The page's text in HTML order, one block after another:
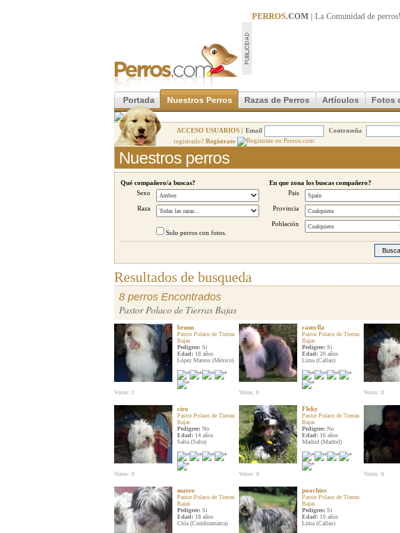
PERROS.COM | La Comunidad de perros!
Portada Nuestros Perros Razas de Perros Artículos Fotos
ACCESO USUARIOS | Email Contraseña
registrado? Regístrate
Nuestros perros
Qué compañero/a buscas?
Sexo
Raza
Solo perros con fotos.
En que zona los buscas compañero?
Pais
Provincia
Población
Resultados de busqueda
8 perros Encontrados
Pastor Polaco de Tierras Bajas
bruno
Pastor Polaco de Tierras
Bajas
Pedigree: Si
Edad: 18 años
López Mateos (México)
Votos: 1
camylla
Pastor Polaco de Tierras
Bajas
Pedigree: Si
Edad: 20 años
Lima (Callao)
Votos: 0 Votos: 0
ciro
Pastor Polaco de Tierras
Bajas
Pedigree: No
Edad: 14 años
Salta (Salta)
Votos: 0
Fleky
Pastor Polaco de Tierras
Bajas
Pedigree: No
Edad: 16 años
Madrid (Madrid)
Votos: 0 Votos: 0
mateo
Pastor Polaco de Tierras
Bajas
Pedigree: Si
Edad: 18 años
Chía (Cundinamarca)
poochies
Pastor Polaco de Tierras
Bajas
Pedigree: Si
Edad: 19 años
Lima (Callao)